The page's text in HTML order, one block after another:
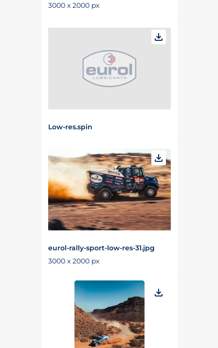
3000 x 2000 px
Low-res.spin
eurol-rally-sport-low-res-31.jpg
3000 x 2000 px